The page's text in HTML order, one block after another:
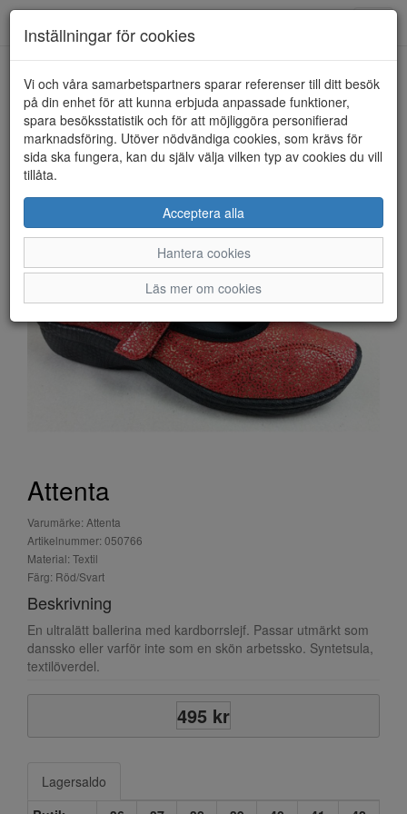
HEM ATTENTA
Attenta
Varumärke: Attenta
Artikelnummer: 050766
Material: Textil
Färg: Röd/Svart
Beskrivning
En ultralätt ballerina med kardborrslejf. Passar utmärkt som
danssko eller varför inte som en skön arbetssko. Syntetsula,
textilöverdel.
495 kr
Lagersaldo
Inställningar för cookies
Vi och våra samarbetspartners sparar referenser till ditt besök
på din enhet för att kunna erbjuda anpassade funktioner,
spara besöksstatistik och för att möjliggöra personifierad
marknadsföring. Utöver nödvändiga cookies, som krävs för
sida ska fungera, kan du själv välja vilken typ av cookies du vill
tillåta.
Acceptera alla
Hantera cookies
Läs mer om cookies